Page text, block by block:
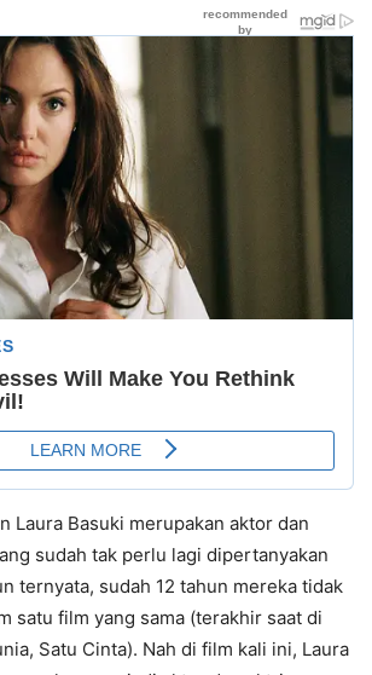
Laura Basuki merupakan aktor dan
sudah tak perlu lagi dipertanyakan
ternyata, sudah 12 tahun mereka tidak
satu film yang sama (terakhir saat di
Satu Cinta). Nah di film kali ini, Laura